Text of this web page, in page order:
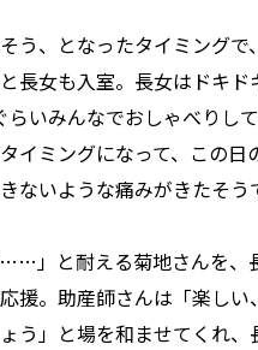
う、となったタイミングで
長女も入室。長女はドキ
らいみんなでおしゃべりし
イミングになって、この日
ないような痛みがきたそう
……」と耐える菊地さんを、
援。助産師さんは「楽し
う」と場を和ませてくれ、